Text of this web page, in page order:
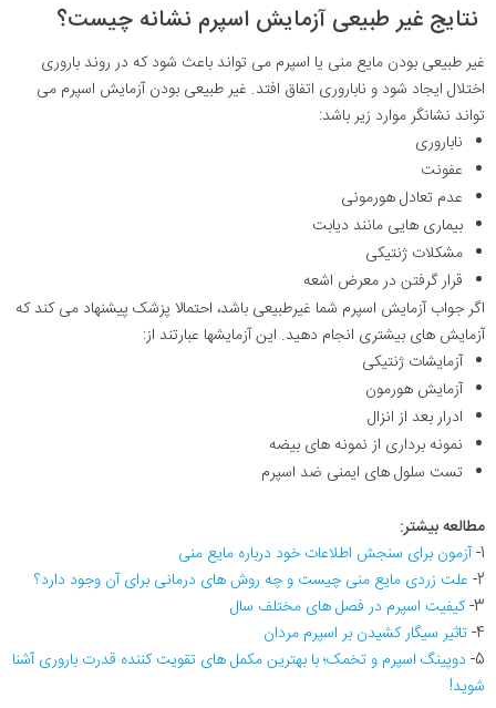
نتایج غیر طبیعی آزمایش اسپرم نشانه چیست؟
غیر طبیعی بودن مایع منی یا اسپرم می تواند باعث شود که در روند باروری
اختلال ایجاد شود و ناباروری اتفاق افتد. غیر طبیعی بودن آزمایش اسپرم می
تواند نشانگر موارد زیر باشد:
ناباروری
عفونت
عدم تعادل هورمونی
بیماری هایی مانند دیابت
مشکلات ژنتیکی
قرار گرفتن در معرض اشعه
اگر جواب آزمایش اسپرم شما غیرطبیعی باشد، احتمالا پزشک پیشنهاد می کند که
آزمایش های بیشتری انجام دهید. این آزمایشها عبارتند از:
آزمایشات ژنتیکی
آزمایش هورمون
ادرار بعد از انزال
نمونه برداری از نمونه های بیضه
تست سلول های ایمنی ضد اسپرم
مطالعه بیشتر:
1- آزمون برای سنجش اطلاعات خود درباره مایع منی
2- علت زردی مایع منی چیست و چه روش های درمانی برای آن وجود دارد؟
3- کیفیت اسپرم در فصل های مختلف سال
4- تاثیر سیگار کشیدن بر اسپرم مردان
5- دوپینگ اسپرم و تخمک؛ با بهترین مکمل های تقویت کننده قدرت باروری آشنا
شوید!